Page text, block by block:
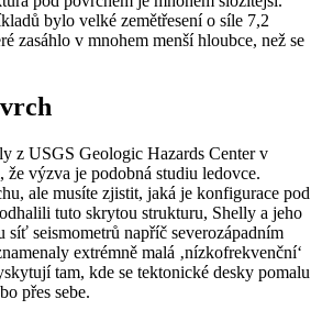
bylo velké zemětřesení o síle 7,2
zasáhlo v mnohem menší hloubce, než se
z USGS Geologic Hazards Center v
výzva je podobná studiu ledovce.
ale musíte zjistit, jaká je konfigurace pod
tuto skrytou strukturu, Shelly a jeho
síť seismometrů napříč severozápadním
extrémně malá ‚nízkofrekvenční‘
tam, kde se tektonické desky pomalu
přes sebe.